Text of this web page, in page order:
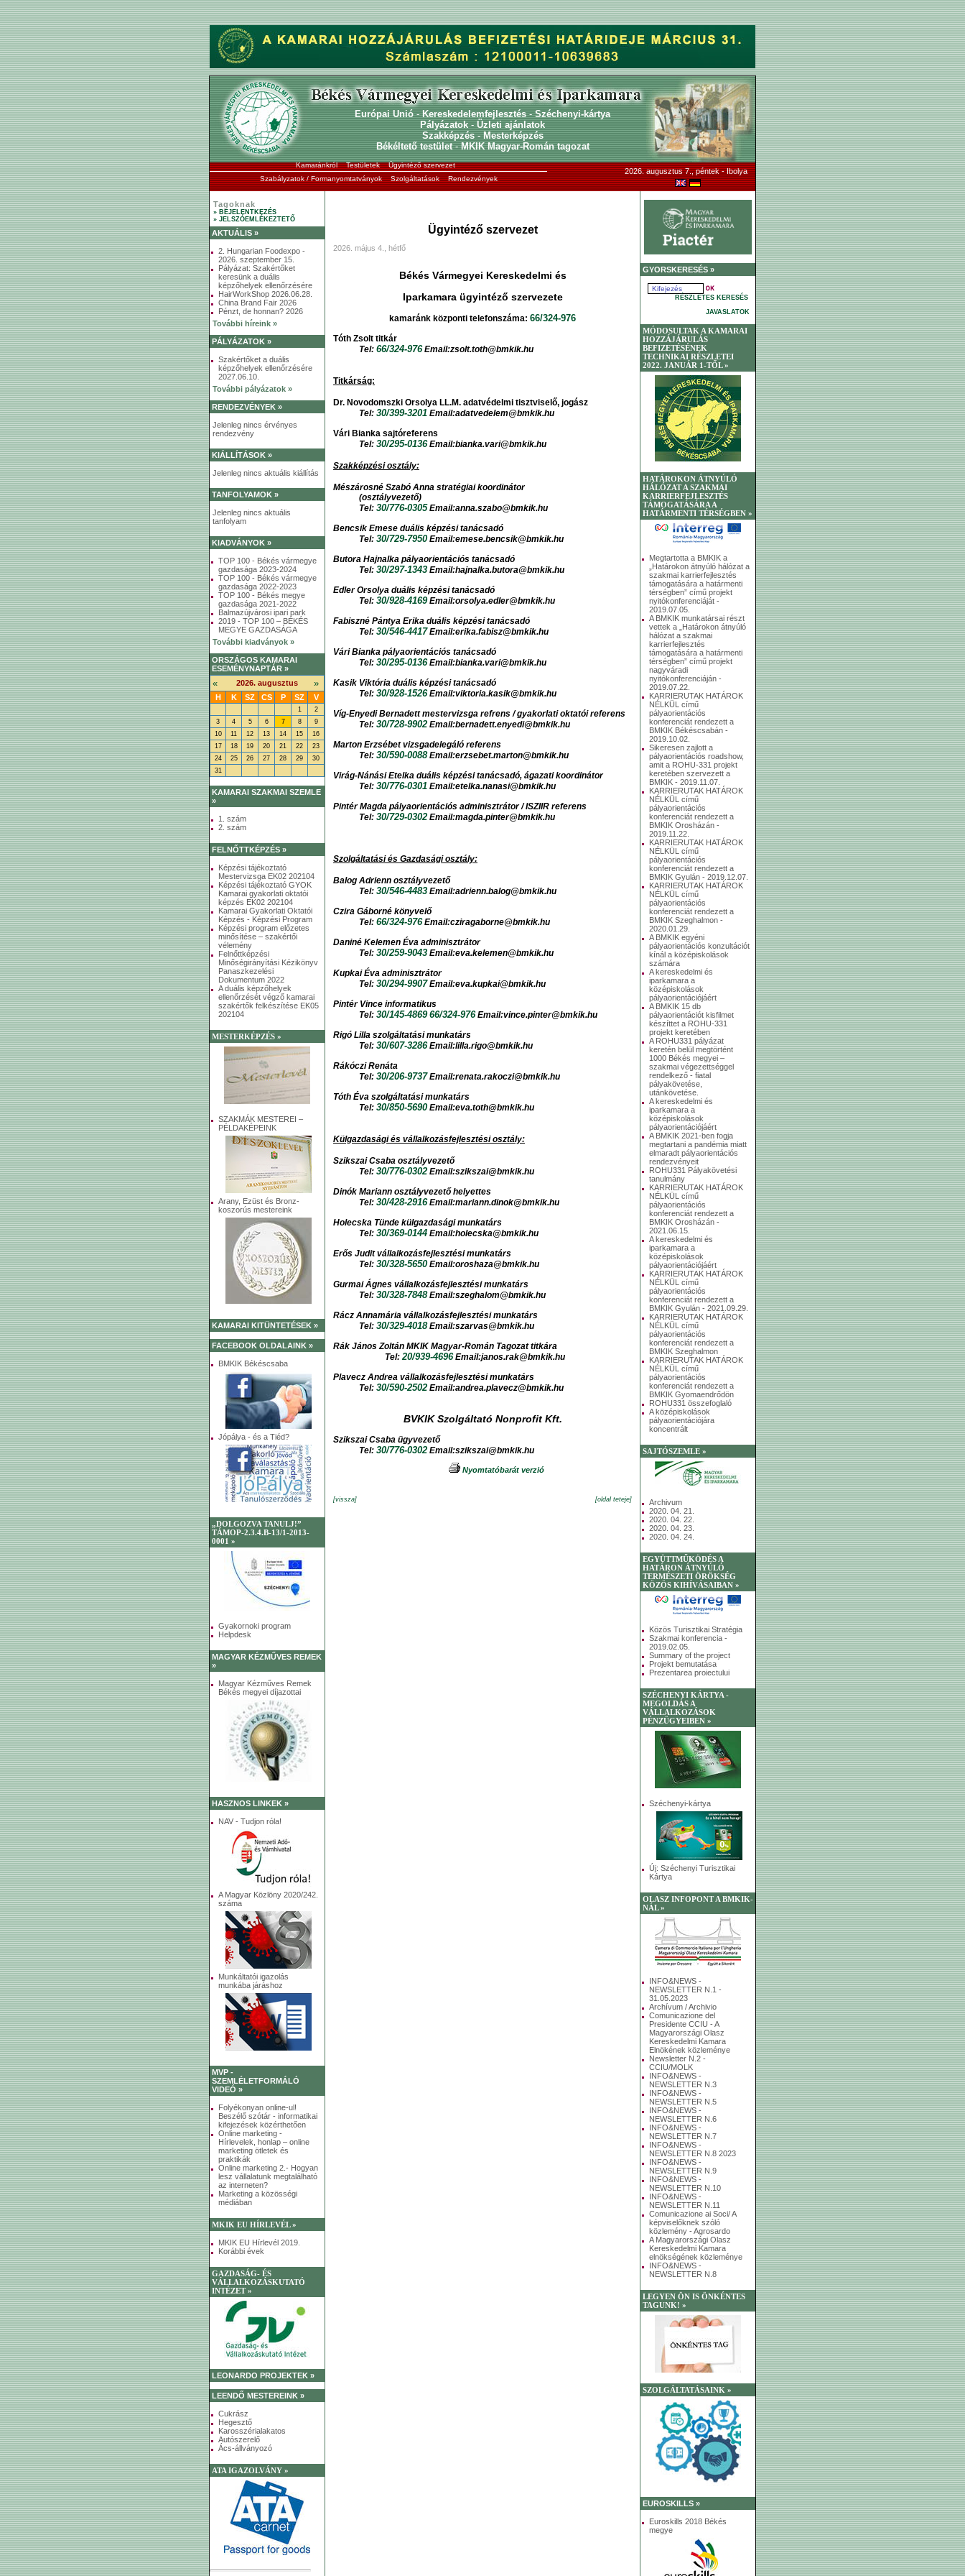
Európai Unió-Kereskedelemfejlesztés-Széchenyi-kártya
Pályázatok-Üzleti ajánlatok
Szakképzés-Mesterképzés
Békéltető testület-MKIK Magyar-Román tagozat
Kamaránkról Testületek
Ügyintéző szervezet
Szabályzatok / Formanyomtatványok
Szolgáltatások Rendezvények
2026. augusztus 7., péntek - Ibolya
Tagoknak
» BEJELENTKEZÉS
» JELSZÓEMLÉKEZTETŐ
AKTUÁLIS »
2. Hungarian Foodexpo -
2026. szeptember 15.
Pályázat: Szakértőket
keresünk a duális
képzőhelyek ellenőrzésére
HairWorkShop 2026.06.28.
China Brand Fair 2026
Pénzt, de honnan? 2026
További híreink »
PÁLYÁZATOK »
Szakértőket a duális
képzőhelyek ellenőrzésére
2027.06.10.
További pályázatok »
RENDEZVÉNYEK »
Jelenleg nincs érvényes
rendezvény
KIÁLLÍTÁSOK »
Jelenleg nincs aktuális kiállítás
TANFOLYAMOK »
Jelenleg nincs aktuális
tanfolyam
KIADVÁNYOK »
TOP 100 - Békés vármegye
gazdasága 2023-2024
TOP 100 - Békés vármegye
gazdasága 2022-2023
TOP 100 - Békés megye
gazdasága 2021-2022
Balmazújvárosi ipari park
2019 - TOP 100 – BÉKÉS
MEGYE GAZDASÁGA
További kiadványok »
ORSZÁGOS KAMARAI
ESEMÉNYNAPTÁR »
« 2026. augusztus »
H K SZ CS P SZ V
1
2
3
4 5 6 7 8
9
10
11 12 13 14 15
16
17
18 19 20 21 22
23
24
25 26 27 28 29
30
31
KAMARAI SZAKMAI SZEMLE
»
1. szám
2. szám
FELNŐTTKÉPZÉS »
Képzési tájékoztató
Mestervizsga EK02 202104
Képzési tájékoztató GYOK
Kamarai gyakorlati oktatói
képzés EK02 202104
Kamarai Gyakorlati Oktatói
Képzés - Képzési Program
Képzési program előzetes
minősítése – szakértői
vélemény
Felnőttképzési
Minőségirányítási Kézikönyv
Panaszkezelési
Dokumentum 2022
A duális képzőhelyek
ellenőrzését végző kamarai
szakértők felkészítése EK05
202104
MESTERKÉPZÉS »
SZAKMÁK MESTEREI –
PÉLDAKÉPEINK
Arany, Ezüst és Bronz-
koszorús mestereink
KAMARAI KITÜNTETÉSEK »
FACEBOOK OLDALAINK »
BMKIK Békéscsaba
Jópálya - és a Tiéd?
„DOLGOZVA TANULJ!”
TÁMOP-2.3.4.B-13/1-2013-
0001 »
Gyakornoki program
Helpdesk
MAGYAR KÉZMŰVES REMEK
»
Magyar Kézműves Remek
Békés megyei díjazottai
HASZNOS LINKEK »
NAV - Tudjon róla!
A Magyar Közlöny 2020/242.
száma
Munkáltatói igazolás
munkába járáshoz
MVP -
SZEMLÉLETFORMÁLÓ
VIDEÓ »
Folyékonyan online-ul!
Beszélő szótár - informatikai
kifejezések közérthetően
Online marketing -
Hírlevelek, honlap – online
marketing ötletek és
praktikák
Online marketing 2.- Hogyan
lesz vállalatunk megtalálható
az interneten?
Marketing a közösségi
médiában
MKIK EU HÍRLEVÉL »
MKIK EU Hírlevél 2019.
Korábbi évek
GAZDASÁG- ÉS
VÁLLALKOZÁSKUTATÓ
INTÉZET »
LEONARDO PROJEKTEK »
LEENDŐ MESTEREINK »
Cukrász
Hegesztő
Karosszérialakatos
Autószerelő
Ács-állványozó
ATA IGAZOLVÁNY »
Ügyintéző szervezet
2026. május 4., hétfő
Békés Vármegyei Kereskedelmi és
Iparkamara ügyintéző szervezete
kamaránk központi telefonszáma: 66/324-976
Tóth Zsolt titkár
Tel: 66/324-976Email:zsolt.toth@bmkik.hu
Titkárság:
Dr. Novodomszki Orsolya LL.M. adatvédelmi tisztviselő, jogász
Tel: 30/399-3201 Email:adatvedelem@bmkik.hu
Vári Bianka sajtóreferens
Tel: 30/295-0136Email:bianka.vari@bmkik.hu
Szakképzési osztály:
Mészárosné Szabó Anna stratégiai koordinátor
(osztályvezető)
Tel: 30/776-0305 Email:anna.szabo@bmkik.hu
Bencsik Emese duális képzési tanácsadó
Tel: 30/729-7950 Email:emese.bencsik@bmkik.hu
Butora Hajnalka pályaorientációs tanácsadó
Tel: 30/297-1343 Email:hajnalka.butora@bmkik.hu
Edler Orsolya duális képzési tanácsadó
Tel: 30/928-4169Email:orsolya.edler@bmkik.hu
Fabiszné Pántya Erika duális képzési tanácsadó
Tel: 30/546-4417Email:erika.fabisz@bmkik.hu
Vári Bianka pályaorientációs tanácsadó
Tel: 30/295-0136Email:bianka.vari@bmkik.hu
Kasik Viktória duális képzési tanácsadó
Tel: 30/928-1526Email:viktoria.kasik@bmkik.hu
Víg-Enyedi Bernadett mestervizsga refrens / gyakorlati oktatói referens
Tel: 30/728-9902 Email:bernadett.enyedi@bmkik.hu
Marton Erzsébet vizsgadelegáló referens
Tel: 30/590-0088Email:erzsebet.marton@bmkik.hu
Virág-Nánási Etelka duális képzési tanácsadó, ágazati koordinátor
Tel: 30/776-0301 Email:etelka.nanasi@bmkik.hu
Pintér Magda pályaorientációs adminisztrátor / ISZIIR referens
Tel: 30/729-0302 Email:magda.pinter@bmkik.hu
Szolgáltatási és Gazdasági osztály:
Balog Adrienn osztályvezető
Tel: 30/546-4483 Email:adrienn.balog@bmkik.hu
Czira Gáborné könyvelő
Tel: 66/324-976Email:cziragaborne@bmkik.hu
Daniné Kelemen Éva adminisztrátor
Tel: 30/259-9043 Email:eva.kelemen@bmkik.hu
Kupkai Éva adminisztrátor
Tel: 30/294-9907Email:eva.kupkai@bmkik.hu
Pintér Vince informatikus
Tel: 30/145-4869 66/324-976Email:vince.pinter@bmkik.hu
Rigó Lilla szolgáltatási munkatárs
Tel: 30/607-3286Email:lilla.rigo@bmkik.hu
Rákóczi Renáta
Tel: 30/206-9737Email:renata.rakoczi@bmkik.hu
Tóth Éva szolgáltatási munkatárs
Tel: 30/850-5690 Email:eva.toth@bmkik.hu
Külgazdasági és vállalkozásfejlesztési osztály:
Szikszai Csaba osztályvezető
Tel: 30/776-0302 Email:szikszai@bmkik.hu
Dinók Mariann osztályvezető helyettes
Tel: 30/428-2916Email:mariann.dinok@bmkik.hu
Holecska Tünde külgazdasági munkatárs
Tel: 30/369-0144 Email:holecska@bmkik.hu
Erős Judit vállalkozásfejlesztési munkatárs
Tel: 30/328-5650 Email:oroshaza@bmkik.hu
Gurmai Ágnes vállalkozásfejlesztési munkatárs
Tel: 30/328-7848Email:szeghalom@bmkik.hu
Rácz Annamária vállalkozásfejlesztési munkatárs
Tel: 30/329-4018Email:szarvas@bmkik.hu
Rák János Zoltán MKIK Magyar-Román Tagozat titkára
Tel: 20/939-4696Email:janos.rak@bmkik.hu
Plavecz Andrea vállalkozásfejlesztési munkatárs
Tel: 30/590-2502 Email:andrea.plavecz@bmkik.hu
BVKIK Szolgáltató Nonprofit Kft.
Szikszai Csaba ügyvezető
Tel: 30/776-0302 Email:szikszai@bmkik.hu
Nyomtatóbarát verzió
[vissza] [oldal teteje]
GYORSKERESÉS »
RÉSZLETES KERESÉS
JAVASLATOK
MÓDOSULTAK A KAMARAI
HOZZÁJÁRULÁS
BEFIZETÉSÉNEK
TECHNIKAI RÉSZLETEI
2022. JANUÁR 1-TŐL »
HATÁROKON ÁTNYÚLÓ
HÁLÓZAT A SZAKMAI
KARRIERFEJLESZTÉS
TÁMOGATÁSÁRA A
HATÁRMENTI TÉRSÉGBEN »
Megtartotta a BMKIK a
„Határokon átnyúló hálózat a
szakmai karrierfejlesztés
támogatására a határmenti
térségben” című projekt
nyitókonferenciáját -
2019.07.05.
A BMKIK munkatársai részt
vettek a „Határokon átnyúló
hálózat a szakmai
karrierfejlesztés
támogatására a határmenti
térségben” című projekt
nagyváradi
nyitókonferenciáján -
2019.07.22.
KARRIERUTAK HATÁROK
NÉLKÜL című
pályaorientációs
konferenciát rendezett a
BMKIK Békéscsabán -
2019.10.02.
Sikeresen zajlott a
pályaorientációs roadshow,
amit a ROHU-331 projekt
keretében szervezett a
BMKIK - 2019.11.07.
KARRIERUTAK HATÁROK
NÉLKÜL című
pályaorientációs
konferenciát rendezett a
BMKIK Orosházán -
2019.11.22.
KARRIERUTAK HATÁROK
NÉLKÜL című
pályaorientációs
konferenciát rendezett a
BMKIK Gyulán - 2019.12.07.
KARRIERUTAK HATÁROK
NÉLKÜL című
pályaorientációs
konferenciát rendezett a
BMKIK Szeghalmon -
2020.01.29.
A BMKIK egyéni
pályaorientációs konzultációt
kínál a középiskolások
számára
A kereskedelmi és
iparkamara a
középiskolások
pályaorientációjáért
A BMKIK 15 db
pályaorientációt kisfilmet
készíttet a ROHU-331
projekt keretében
A ROHU331 pályázat
keretén belül megtörtént
1000 Békés megyei –
szakmai végezettséggel
rendelkező - fiatal
pályakövetése,
utánkövetése.
A kereskedelmi és
iparkamara a
középiskolások
pályaorientációjáért
A BMKIK 2021-ben fogja
megtartani a pandémia miatt
elmaradt pályaorientációs
rendezvényeit
ROHU331 Pályakövetési
tanulmány
KARRIERUTAK HATÁROK
NÉLKÜL című
pályaorientációs
konferenciát rendezett a
BMKIK Orosházán -
2021.06.15.
A kereskedelmi és
iparkamara a
középiskolások
pályaorientációjáért
KARRIERUTAK HATÁROK
NÉLKÜL című
pályaorientációs
konferenciát rendezett a
BMKIK Gyulán - 2021.09.29.
KARRIERUTAK HATÁROK
NÉLKÜL című
pályaorientációs
konferenciát rendezett a
BMKIK Szeghalmon
KARRIERUTAK HATÁROK
NÉLKÜL című
pályaorientációs
konferenciát rendezett a
BMKIK Gyomaendrődön
ROHU331 összefoglaló
A középiskolások
pályaorientációjára
koncentrált
SAJTÓSZEMLE »
Archivum
2020. 04. 21.
2020. 04. 22.
2020. 04. 23.
2020. 04. 24.
EGYÜTTMŰKÖDÉS A
HATÁRON ÁTNYÚLÓ
TERMÉSZETI ÖRÖKSÉG
KÖZÖS KIHÍVÁSAIBAN »
Közös Turisztikai Stratégia
Szakmai konferencia -
2019.02.05.
Summary of the project
Projekt bemutatása
Prezentarea proiectului
SZÉCHENYI KÁRTYA -
MEGOLDÁS A
VÁLLALKOZÁSOK
PÉNZÜGYEIBEN »
Széchenyi-kártya
Új: Széchenyi Turisztikai
Kártya
OLASZ INFOPONT A BMKIK-
NÁL »
INFO&NEWS -
NEWSLETTER N.1 -
31.05.2023
Archívum / Archivio
Comunicazione del
Presidente CCIU - A
Magyarországi Olasz
Kereskedelmi Kamara
Elnökének közleménye
Newsletter N.2 -
CCIU/MOLK
INFO&NEWS -
NEWSLETTER N.3
INFO&NEWS -
NEWSLETTER N.5
INFO&NEWS -
NEWSLETTER N.6
INFO&NEWS -
NEWSLETTER N.7
INFO&NEWS -
NEWSLETTER N.8 2023
INFO&NEWS -
NEWSLETTER N.9
INFO&NEWS -
NEWSLETTER N.10
INFO&NEWS -
NEWSLETTER N.11
Comunicazione ai Soci/ A
képviselőknek szóló
közlemény - Agrosardo
A Magyarországi Olasz
Kereskedelmi Kamara
elnökségének közleménye
INFO&NEWS -
NEWSLETTER N.8
LEGYEN ÖN IS ÖNKÉNTES
TAGUNK! »
SZOLGÁLTATÁSAINK »
EUROSKILLS »
Euroskills 2018 Békés
megye